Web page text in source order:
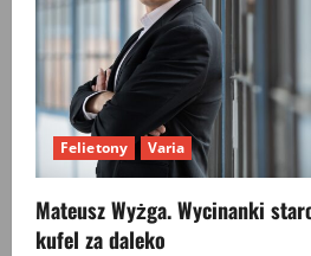
Felietony Varia
Mateusz Wyżga. Wycinanki
kufel za daleko